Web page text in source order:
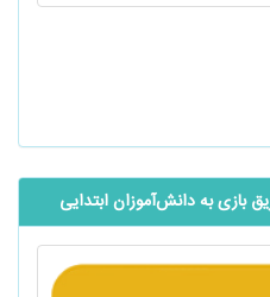
بازی به ‌‌‌‌‌دانش‌آموزان ابتدایی